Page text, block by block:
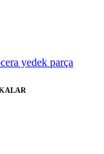
yedek parça